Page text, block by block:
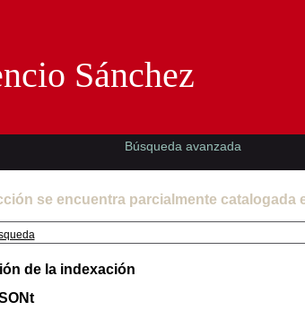
se encuentra parcialmente catalogada
de la indexación
Sánchez
Búsqueda avanzada